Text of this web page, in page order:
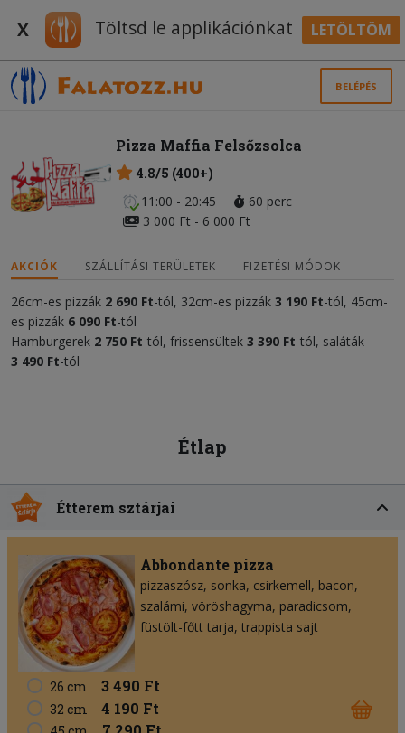
X Töltsd le applikációnkat LETÖLTÖM
BELÉPÉS
Pizza Maffia Felsőzsolca
4.8/5 (400+)
11:00 - 20:45
60 perc
3 000 Ft - 6 000 Ft
AKCIÓK SZÁLLÍTÁSI TERÜLETEK FIZETÉSI MÓDOK
26cm-es pizzák 2 690 Ft-tól, 32cm-es pizzák 3 190 Ft-tól, 45cm-
es pizzák 6 090 Ft-tól
Hamburgerek 2 750 Ft-tól, frissensültek 3 390 Ft-tól, saláták
3 490 Ft-tól
Étlap
Étterem sztárjai
Abbondante pizza
pizzaszósz sonka csirkemell bacon
szalámi vöröshagyma paradicsom
füstölt-főtt tarja trappista sajt
26 cm 3 490 Ft
32 cm 4 190 Ft